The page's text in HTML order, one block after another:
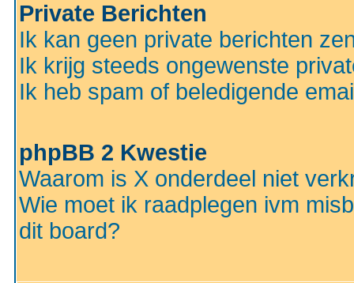
Private Berichten
Ik kan geen private berichten
Ik krijg steeds ongewenste
Ik heb spam of beledigende
phpBB 2 Kwestie
Waarom is X onderdeel niet
Wie moet ik raadplegen ivm
dit board?